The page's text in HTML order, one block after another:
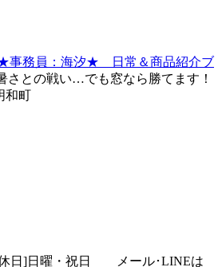
事務員：海汐★ 日常＆商品紹介ブ
さとの戦い…でも窓なら勝てます！
和町
日]日曜・祝日
メール･LINEは